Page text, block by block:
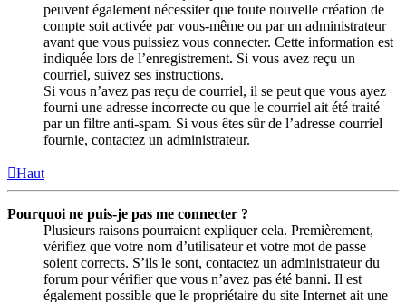
peuvent également nécessiter que toute nouvelle création de
compte soit activée par vous-même ou par un administrateur
avant que vous puissiez vous connecter. Cette information est
indiquée lors de l’enregistrement. Si vous avez reçu un
courriel, suivez ses instructions.
Si vous n’avez pas reçu de courriel, il se peut que vous ayez
fourni une adresse incorrecte ou que le courriel ait été traité
par un filtre anti-spam. Si vous êtes sûr de l’adresse courriel
fournie, contactez un administrateur.
Haut
Pourquoi ne puis-je pas me connecter ?
Plusieurs raisons pourraient expliquer cela. Premièrement,
vérifiez que votre nom d’utilisateur et votre mot de passe
soient corrects. S’ils le sont, contactez un administrateur du
forum pour vérifier que vous n’avez pas été banni. Il est
également possible que le propriétaire du site Internet ait une